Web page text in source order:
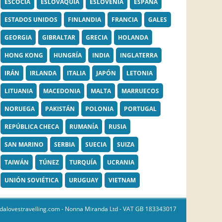
ESCOCIA ESLOVAQUIA ESLOVENIA ESPAÑA
ESTADOS UNIDOS FINLANDIA FRANCIA GALES
GEORGIA GIBRALTAR GRECIA HOLANDA
HONG KONG HUNGRÍA INDIA INGLATERRA
IRÁN IRLANDA ITALIA JAPÓN LETONIA
LITUANIA MACEDONIA MALTA MARRUECOS
NORUEGA PAKISTÁN POLONIA PORTUGAL
REPÚBLICA CHECA RUMANÍA RUSIA
SAN MARINO SERBIA SUECIA SUIZA
TAIWÁN TÚNEZ TURQUÍA UCRANIA
UNIÓN SOVIÉTICA URUGUAY VIETNAM
- Nonna Miranda Ltd - VAT GB 183343017